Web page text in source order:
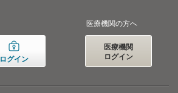
ログイン
医療機関の方へ
医療機関
ログイン